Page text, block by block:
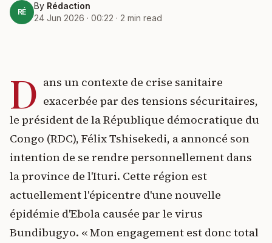
RÉ
By Rédaction
24 Jun 2026 · 00:22 · 2 min read
D ans un contexte de crise sanitaire
exacerbée par des tensions sécuritaires,
le président de la République démocratique du
Congo (RDC), Félix Tshisekedi, a annoncé son
intention de se rendre personnellement dans
la province de l'Ituri. Cette région est
actuellement l'épicentre d'une nouvelle
épidémie d'Ebola causée par le virus
Bundibugyo. « Mon engagement est donc total